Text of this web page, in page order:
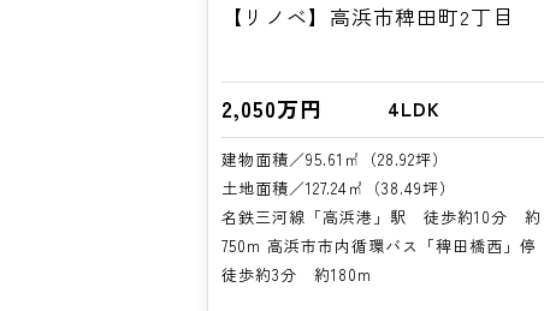
【リノベ】高浜市稗田町2丁目
2,050万円 4LDK
建物面積／95.61㎡（28.92坪）
土地面積／127.24㎡（38.49坪）
名鉄三河線「高浜港」駅 徒歩約10分 約
750m 高浜市市内循環バス「稗田橋西」停
徒歩約3分 約180m